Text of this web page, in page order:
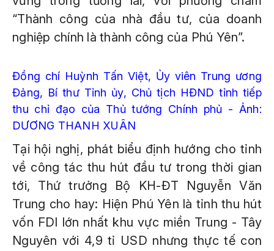
“Thành công của nhà đầu tư, của doanh
nghiệp chính là thành công của Phú Yên”.
Đồng chí Huỳnh Tấn Việt, Ủy viên Trung ương
Đảng, Bí thư Tỉnh ủy, Chủ tịch HĐND tỉnh tiếp
thu chỉ đạo của Thủ tướng Chính phủ - Ảnh:
DƯƠNG THANH XUÂN
Tại hội nghị, phát biểu định hướng cho tỉnh
về công tác thu hút đầu tư trong thời gian
tới, Thứ trưởng Bộ KH-ĐT Nguyễn Văn
Trung cho hay: Hiện Phú Yên là tỉnh thu hút
vốn FDI lớn nhất khu vực miền Trung - Tây
Nguyên với 4,9 tỉ USD nhưng thực tế con